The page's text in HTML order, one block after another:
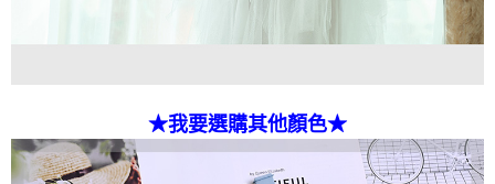
★我要選購其他顏色★